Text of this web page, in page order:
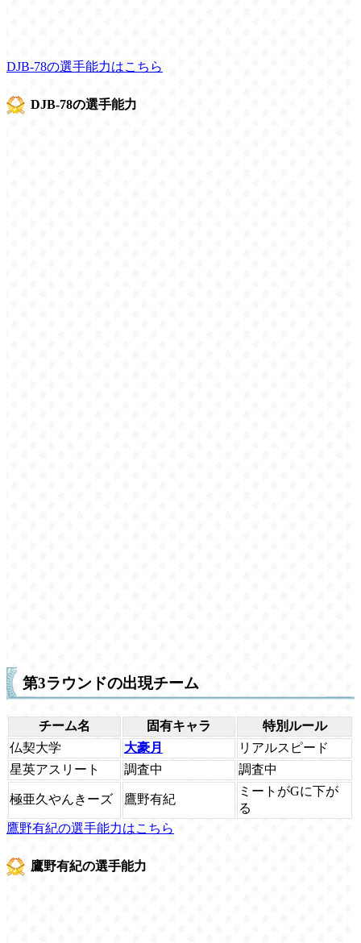
DJB-78の選手能力はこちら
DJB-78の選手能力
第3ラウンドの出現チーム
チーム名 固有キャラ
特別ルール
仏契大学
大豪月
リアルスピード
星英アスリート
調査中 調査中
極亜久やんきーズ 鷹野有紀
ミートがGに下が
る
鷹野有紀の選手能力はこちら
鷹野有紀の選手能力